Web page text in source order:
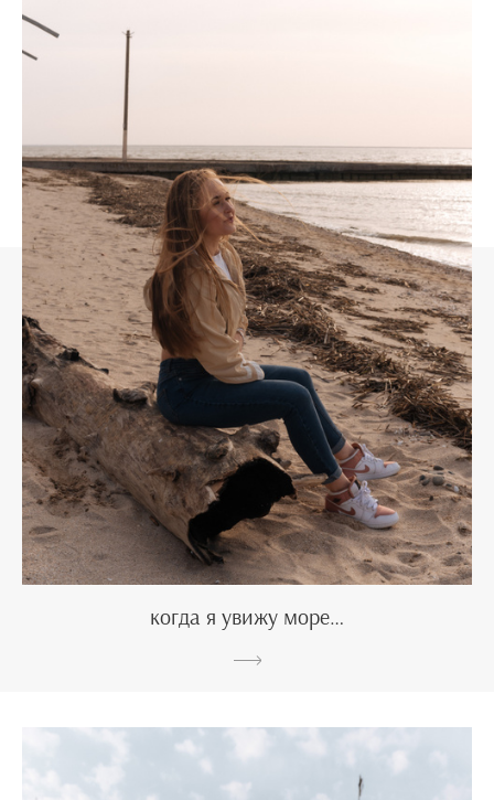
когда я увижу море…